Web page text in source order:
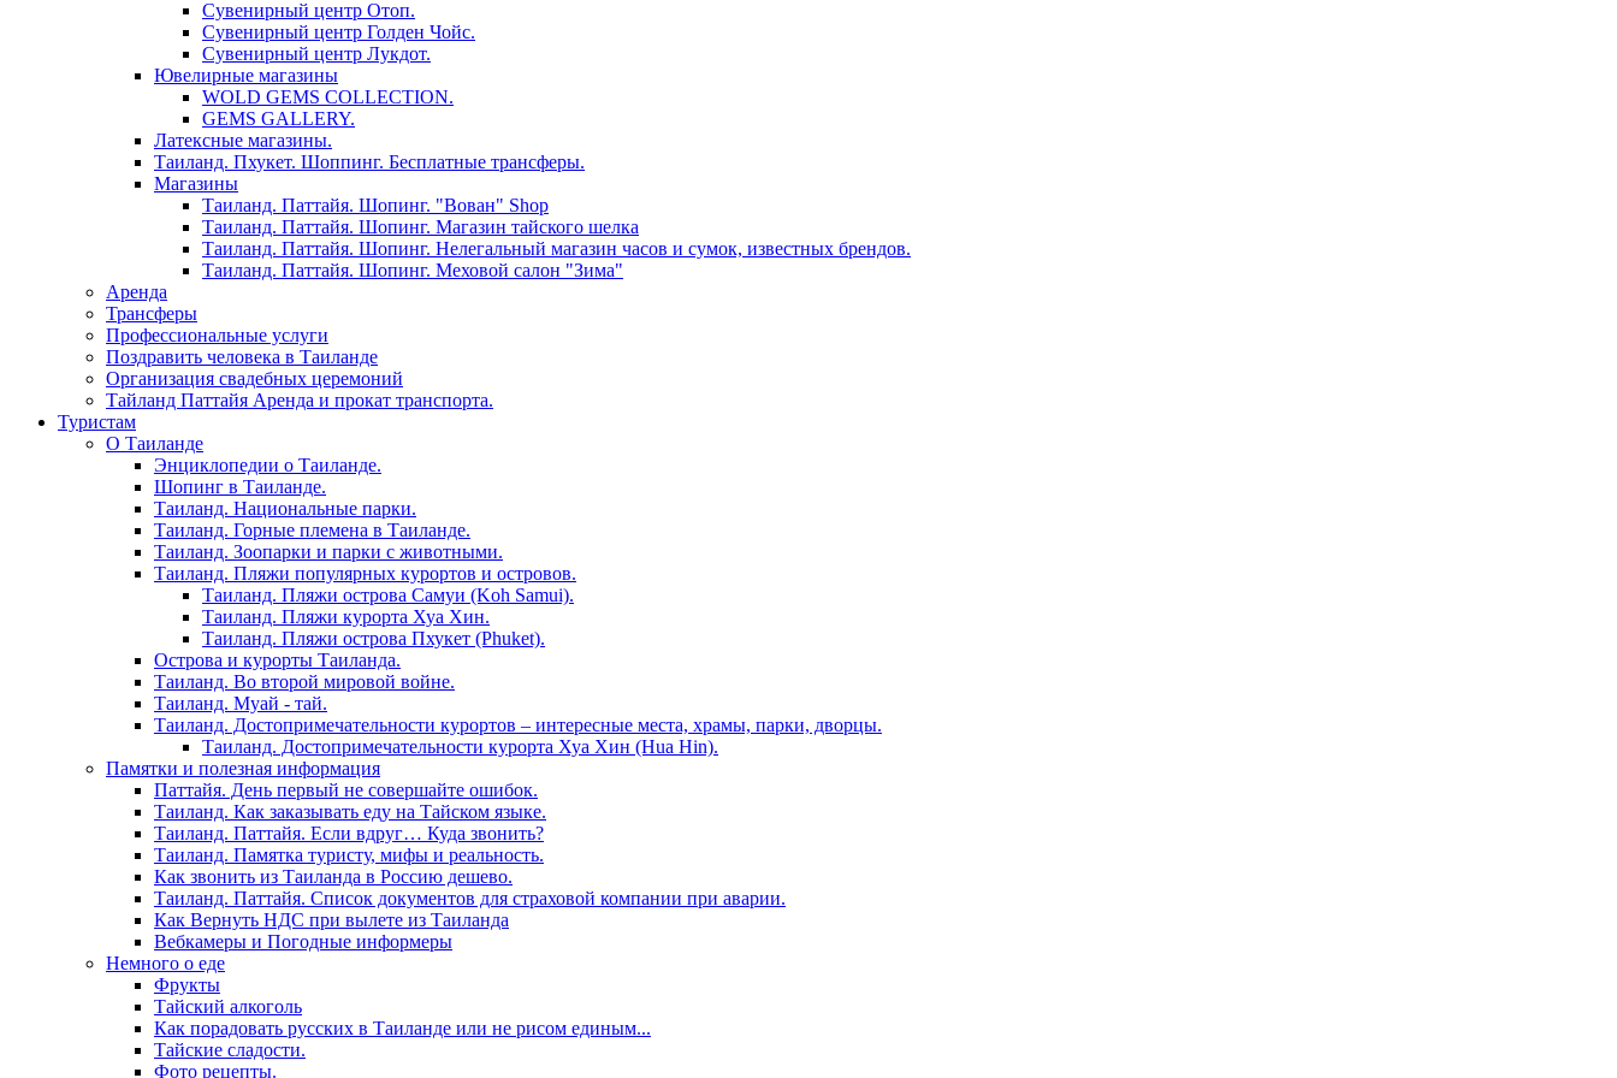
Сувенирный центр Отоп.
Сувенирный центр Голден Чойс.
Сувенирный центр Лукдот.
Ювелирные магазины
WOLD GEMS COLLECTION.
GEMS GALLERY.
Латексные магазины.
Таиланд. Пхукет. Шоппинг. Бесплатные трансферы.
Магазины
Таиланд. Паттайя. Шопинг. "Вован" Shop
Таиланд. Паттайя. Шопинг. Магазин тайского шелка
Таиланд. Паттайя. Шопинг. Нелегальный магазин часов и сумок, известных брендов.
Таиланд. Паттайя. Шопинг. Меховой салон "Зима"
Аренда
Трансферы
Профессиональные услуги
Поздравить человека в Таиланде
Организация свадебных церемоний
Тайланд Паттайя Аренда и прокат транспорта.
Туристам
О Таиланде
Энциклопедии о Таиланде.
Шопинг в Таиланде.
Таиланд. Национальные парки.
Таиланд. Горные племена в Таиланде.
Таиланд. Зоопарки и парки с животными.
Таиланд. Пляжи популярных курортов и островов.
Таиланд. Пляжи острова Самуи (Koh Samui).
Таиланд. Пляжи курорта Хуа Хин.
Таиланд. Пляжи острова Пхукет (Phuket).
Острова и курорты Таиланда.
Таиланд. Во второй мировой войне.
Таиланд. Муай - тай.
Таиланд. Достопримечательности курортов – интересные места, храмы, парки, дворцы.
Таиланд. Достопримечательности курорта Хуа Хин (Hua Hin).
Памятки и полезная информация
Паттайя. День первый не совершайте ошибок.
Таиланд. Как заказывать еду на Тайском языке.
Таиланд. Паттайя. Если вдруг… Куда звонить?
Таиланд. Памятка туристу, мифы и реальность.
Как звонить из Таиланда в Россию дешево.
Таиланд. Паттайя. Список документов для страховой компании при аварии.
Как Вернуть НДС при вылете из Таиланда
Вебкамеры и Погодные информеры
Немного о еде
Фрукты
Тайский алкоголь
Как порадовать русских в Таиланде или не рисом единым...
Тайские сладости.
Фото рецепты.